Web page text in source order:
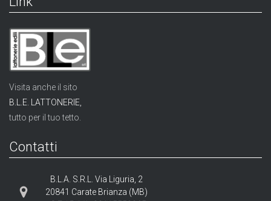
Visita anche il sito
B.L.E. LATTONERIE,
tutto per il tuo tetto.
Contatti
B.L.A. S.R.L. Via Liguria, 2
20841 Carate Brianza (MB)